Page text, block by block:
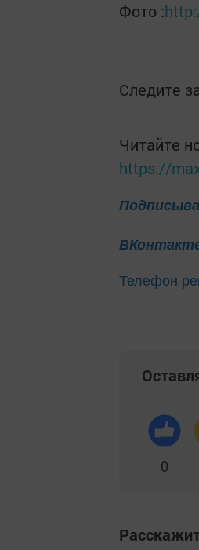
Фото :
Следите
Читайте
https://
Телефон
0